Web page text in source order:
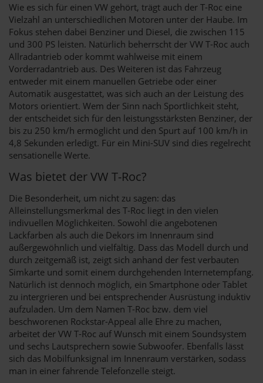
Wie es sich für einen VW gehört, trägt auch der T-Roc eine
Vielzahl an unterschiedlichen Motoren unter der Haube. Im
Fokus stehen dabei Benziner und Diesel, die zwischen 115
und 300 PS leisten. Natürlich beherrscht der VW T-Roc auch
Allradantrieb oder kommt wahlweise mit einem
Vorderradantrieb aus. Des Weiteren ist das Fahrzeug
entweder mit einem manuellen Getriebe oder einer
Automatik ausgestattet, was sich auch an der Leistung des
Motors orientiert. Wem der Sinn nach Sportlichkeit steht,
der entscheidet sich für den leistungsstärksten Benziner, der
bis zu 250 km/h ermöglicht und den Spurt auf 100 km/h in
4,8 Sekunden erledigt. Für ein Mini-SUV sind dies regelrecht
sensationelle Werte.
Was bietet der VW T-Roc?
Die Besonderheit, um nicht zu sagen: das
Alleinstellungsmerkmal des T-Roc liegt in den vielen
indivuellen Möglichkeiten. Sowohl die angebotenen
Lackfarben als auch die Dekors im Innenraum sind
außergewöhnlich und vielfältig. Dass das Modell durch und
durch zeitgemäß ist, zeigt sich anhand der fest verbauten
Simkarte und somit einem durchgehenden Internetempfang.
Natürlich ist dennoch möglich, ein Smartphone oder Tablet
zu intergrieren und bei entsprechender Ausrüstung induktiv
aufzuladen. Um dem Namen T-Roc bzw. dem viel
beschworenen Rockstar-Appeal alle Ehre zu machen,
arbeitet der VW T-Roc auf Wunsch mit einem Soundsystem
und sechs Lautsprechern sowie Subwoofer. Ebenfalls lässt
sich das Mobilfunksignal im Innenraum verstärken, sodass
man in einer fahrende Telefonzelle steigt.